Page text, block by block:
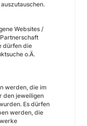
Websites /
dürfen die
o.Ä.
werden, die im
den jeweiligen
Es dürfen
werden, die